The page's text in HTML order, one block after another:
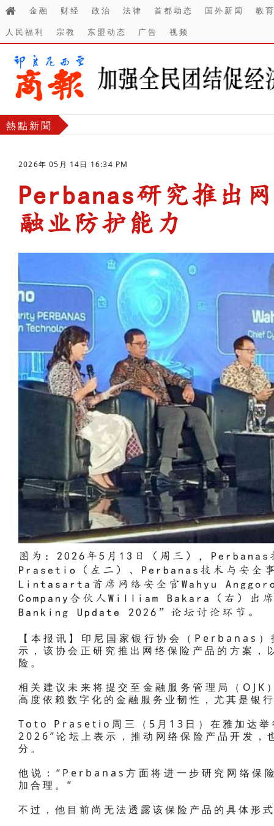
金融 财经 政治 法律 首都动态 国外新闻
教
人民福利
宗教 东盟动态 广告 视频
熱點新聞
2026年 05月 14日 16:34 PM
Perbanas研究推出
融业防护能力
图为：2026年5月13日（周三），
Prasetio（左二）、Perbanas技术与安
Lintasarta首席网络安全官Wahyu
Company合伙人William Bakara（右）出
Banking Update 2026”论坛讨论环节。
【本报讯】印尼国家银行协会（
示，该协会正研究推出网络保险产品的方案
险。
相关建议未来将提交至金融服务管理局（
高度依赖数字化的金融服务业韧性，尤其是银
Toto Prasetio周三（5月13日）在雅加达
2026”论坛上表示，推动网络保险产品开发，
分。
他说：“Perbanas方面将进一步研究网络保
加合理。”
不过，他目前尚无法透露该保险产品的具体形